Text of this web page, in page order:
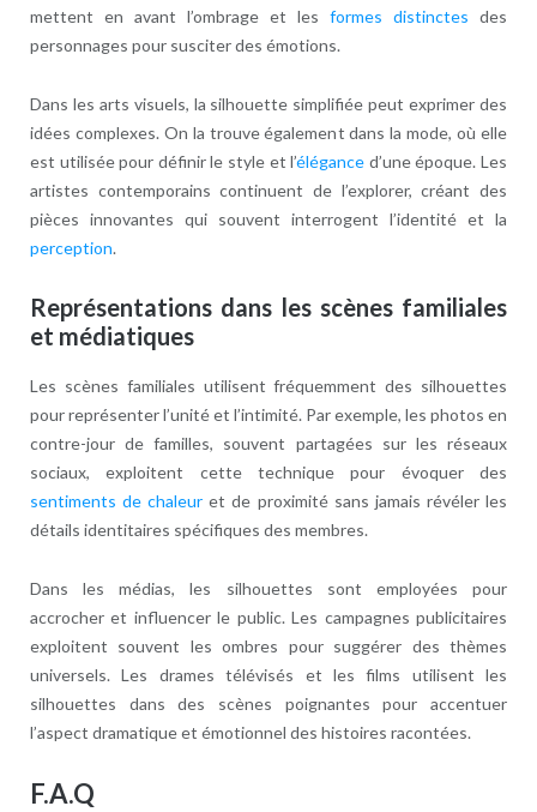
mettent en avant l’ombrage et lesformes distinctes des
personnages pour susciter des émotions.
Dans les arts visuels, la silhouette simplifiée peut exprimer des
idées complexes. On la trouve également dans la mode, où elle
est utilisée pour définir le style et l’élégance d’une époque. Les
artistes contemporains continuent de l’explorer, créant des
pièces innovantes qui souvent interrogent l’identité et la
perception.
Représentations dans les scènes familiales
et médiatiques
Les scènes familiales utilisent fréquemment des silhouettes
pour représenter l’unité et l’intimité. Par exemple, les photos en
contre-jour de familles, souvent partagées sur les réseaux
sociaux, exploitent cette technique pour évoquer des
sentiments de chaleur et de proximité sans jamais révéler les
détails identitaires spécifiques des membres.
Dans les médias, les silhouettes sont employées pour
accrocher et influencer le public. Les campagnes publicitaires
exploitent souvent les ombres pour suggérer des thèmes
universels. Les drames télévisés et les films utilisent les
silhouettes dans des scènes poignantes pour accentuer
l’aspect dramatique et émotionnel des histoires racontées.
F.A.Q